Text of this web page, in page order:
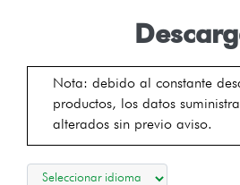
Nota: debido al constante
productos, los datos
alterados sin previo aviso.